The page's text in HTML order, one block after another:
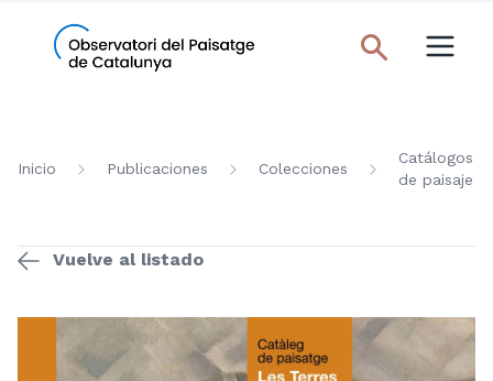
Inicio Publicaciones Colecciones
Catálogos
de paisaje
Vuelve al listado